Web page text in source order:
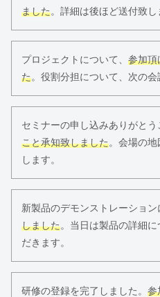
ました。詳細は後ほど送付致し
プロジェクトについて、 参加頂
た。役割分担について、次の会
セミナーの申し込みありがとう
こと承知致しました。会場の
します。
新製品のデモンストレーション
しました。当日は製品の詳細
だきます。
研修の登録を完了しました。 参